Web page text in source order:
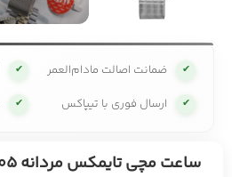
✔ ضمانت اصالت مادام‌العمر ✔
✔ ارسال فوری با تیپاکس ✔
ساعت مچی تایمکس مردانه TWTG31SMU05